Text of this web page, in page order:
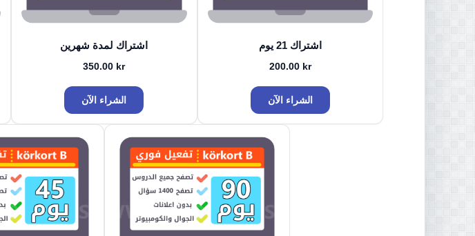
اشتراك 21 يوم
200.00 kr
الشراء الآن
اشتراك لمدة شهرين
350.00 kr
الشراء الآن